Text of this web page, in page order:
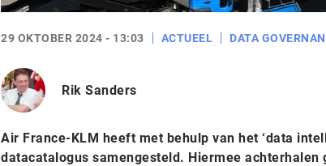
29 OKTOBER 2024 - 13:03 ACTUEEL DATA
Rik Sanders
Air France-KLM heeft met behulp van het ‘data
datacatalogus samengesteld. Hiermee